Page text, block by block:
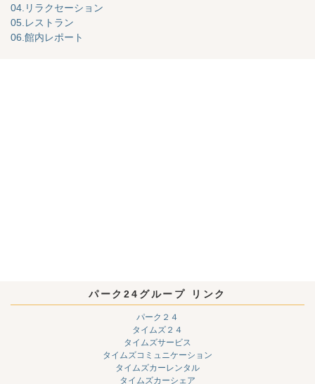
04.リラクセーション
05.レストラン
06.館内レポート
パーク24グループ リンク
パーク２４
タイムズ２４
タイムズサービス
タイムズコミュニケーション
タイムズカーレンタル
タイムズカーシェア